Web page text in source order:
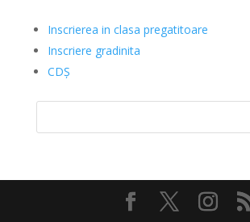
Inscrierea in clasa pregatitoare
Inscriere gradinita
CDȘ